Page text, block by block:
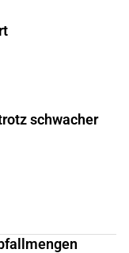
schwacher